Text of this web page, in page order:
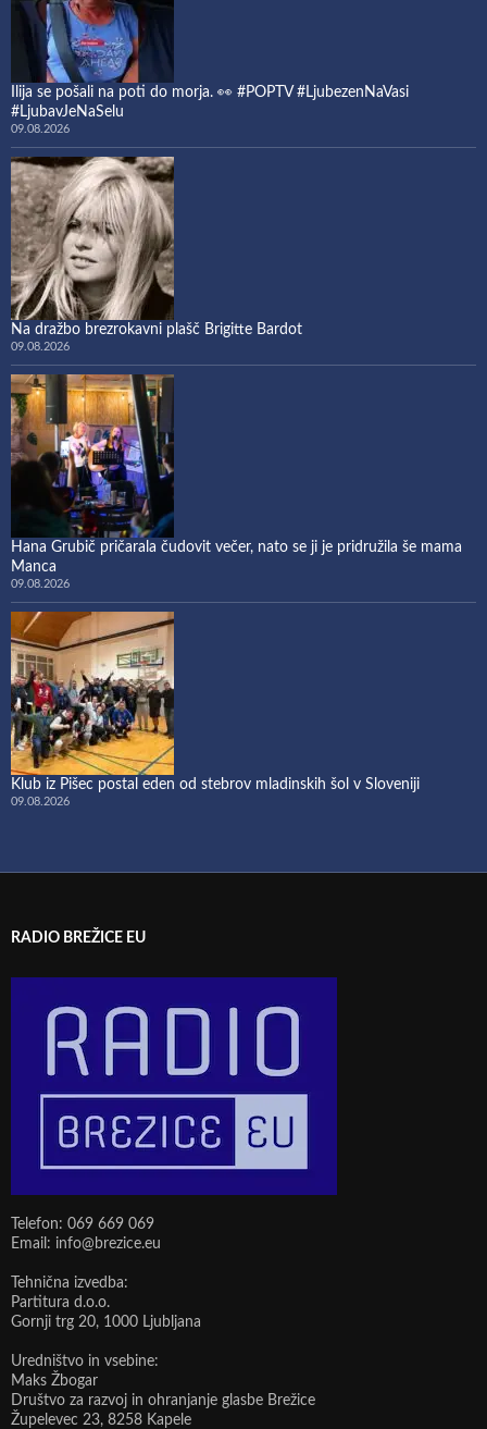
Ilija se pošali na poti do morja. 👀 #POPTV #LjubezenNaVasi
#LjubavJeNaSelu
09.08.2026
Na dražbo brezrokavni plašč Brigitte Bardot
09.08.2026
Hana Grubič pričarala čudovit večer, nato se ji je pridružila še mama
Manca
09.08.2026
Klub iz Pišec postal eden od stebrov mladinskih šol v Sloveniji
09.08.2026
RADIO BREŽICE EU
Telefon: 069 669 069
Email: info@brezice.eu
Tehnična izvedba:
Partitura d.o.o.
Gornji trg 20, 1000 Ljubljana
Uredništvo in vsebine:
Maks Žbogar
Društvo za razvoj in ohranjanje glasbe Brežice
Župelevec 23, 8258 Kapele